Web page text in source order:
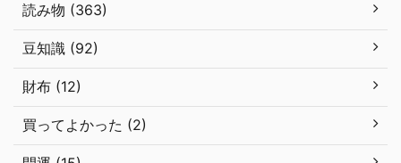
読み物 (363)
豆知識 (92)
財布 (12)
買ってよかった (2)